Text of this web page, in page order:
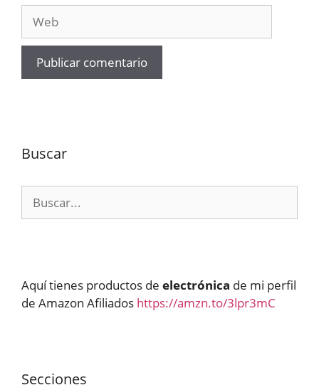
Buscar
Aquí tienes productos de electrónica de mi perfil
de Amazon Afiliados https://amzn.to/3lpr3mC
Secciones